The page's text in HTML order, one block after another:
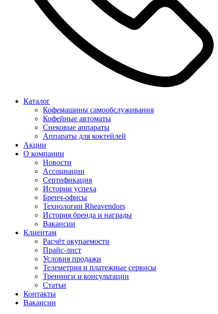
Каталог
Кофемашины самообслуживания
Кофейные автоматы
Снековые аппараты
Аппараты для коктейлей
Акции
О компании
Новости
Ассоциации
Сертификация
Истории успеха
Бренч-офисы
Технологии Rheavendors
История бренда и награды
Вакансии
Клиентам
Расчёт окупаемости
Прайс-лист
Условия продажи
Телеметрия и платежные сервисы
Тренинги и консультации
Статьи
Контакты
Вакансии